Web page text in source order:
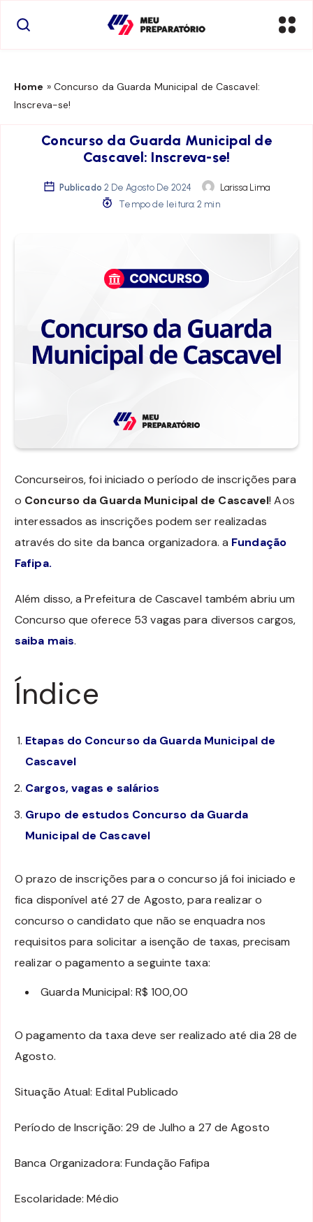
Home » Concurso da Guarda Municipal de Cascavel:
Inscreva-se!
Concurso da Guarda Municipal de
Cascavel: Inscreva-se!
Publicado 2 De Agosto De 2024
Larissa Lima
Tempo de leitura: 2 min
Concurseiros, foi iniciado o período de inscrições para
o Concurso da Guarda Municipal de Cascavel! Aos
interessados as inscrições podem ser realizadas
através do site da banca organizadora. a Fundação
Fafipa.
Além disso, a Prefeitura de Cascavel também abriu um
Concurso que oferece 53 vagas para diversos cargos,
saiba mais.
Índice
Etapas do Concurso da Guarda Municipal de
Cascavel
Cargos, vagas e salários
Grupo de estudos Concurso da Guarda
Municipal de Cascavel
O prazo de inscrições para o concurso já foi iniciado e
fica disponível até 27 de Agosto, para realizar o
concurso o candidato que não se enquadra nos
requisitos para solicitar a isenção de taxas, precisam
realizar o pagamento a seguinte taxa:
Guarda Municipal: R$ 100,00
O pagamento da taxa deve ser realizado até dia 28 de
Agosto.
Situação Atual: Edital Publicado
Período de Inscrição: 29 de Julho a 27 de Agosto
Banca Organizadora: Fundação Fafipa
Escolaridade: Médio